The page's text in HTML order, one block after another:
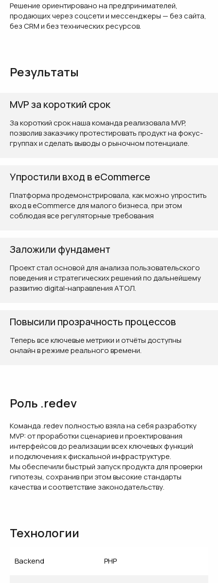
Решение ориентировано на предпринимателей,
продающих через соцсети и мессенджеры — без сайта,
без CRM и без технических ресурсов.
Результаты
MVP за короткий срок
За короткий срок наша команда реализовала MVP,
позволив заказчику протестировать продукт на фокус-
группах и сделать выводы о рыночном потенциале.
Упростили вход в eCommerce
Платформа продемонстрировала, как можно упростить
вход в eCommerce для малого бизнеса, при этом
соблюдая все регуляторные требования
Заложили фундамент
Проект стал основой для анализа пользовательского
поведения и стратегических решений по дальнейшему
развитию digital-направления АТОЛ.
Повысили прозрачность процессов
Теперь все ключевые метрики и отчёты доступны
онлайн в режиме реального времени.
Роль .redev
Команда .redev полностью взяла на себя разработку
MVP: от проработки сценариев и проектирования
интерфейсов до реализации всех ключевых функций
и подключения к фискальной инфраструктуре.
Мы обеспечили быстрый запуск продукта для проверки
гипотезы, сохранив при этом высокие стандарты
качества и соответствие законодательству.
Технологии
Backend PHP